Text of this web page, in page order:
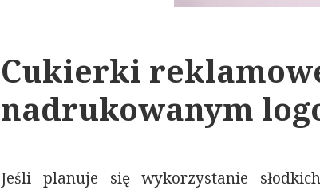
Cukierki
nadrukowanym
Jeśli planuje się wykorzystanie słodkich